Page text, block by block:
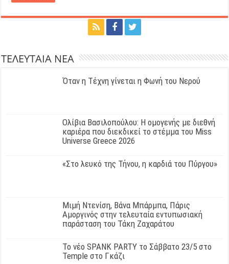
ΤΕΛΕΥΤΑΙΑ ΝΕΑ
Όταν η Τέχνη γίνεται η Φωνή του Νερού
Ολίβια Βασιλοπούλου: Η ομογενής με διεθνή
καριέρα που διεκδικεί το στέμμα του Miss
Universe Greece 2026
«Στο λευκό της Τήνου, η καρδιά του Πύργου»
Μιμή Ντενίση, Βάνα Μπάρμπα, Πάρις
Αμοργινός στην τελευταία εντυπωσιακή
παράσταση του Τάκη Ζαχαράτου
Το νέο SPANK PARTY το Σάββατο 23/5 στο
Temple στο Γκάζι